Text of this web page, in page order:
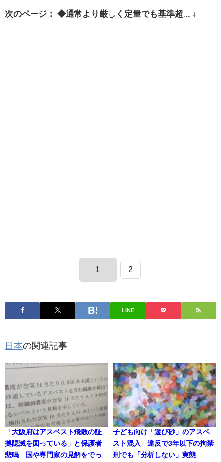
次のページ： ◆通常より厳しく定量でも基準超... ↓
1 2
LINE
日本の関連記事
「大阪府はアスベスト飛散の証
拠隠滅を図っている」と保護者
悲鳴 国や専門家の見解をでっ
子ども向け「遊び砂」のアスベ
スト混入 違反で3年以下の拘禁
刑でも「分析しない」実態